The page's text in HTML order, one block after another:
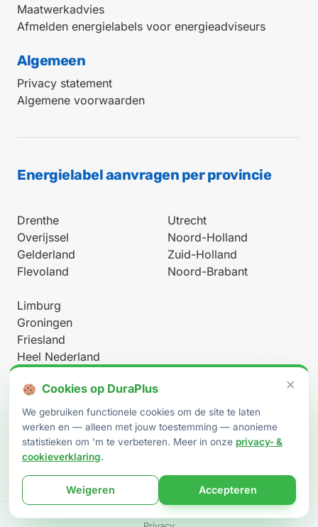
Maatwerkadvies
Afmelden energielabels voor energieadviseurs
Algemeen
Privacy statement
Algemene voorwaarden
Energielabel aanvragen per provincie
Drenthe
Overijssel
Gelderland
Flevoland
Utrecht
Noord-Holland
Zuid-Holland
Noord-Brabant
Limburg
Groningen
Friesland
Heel Nederland
Werkt onder BRL 9500-W (procescertificaat EPG2023-47W)
· afgegeven doorEPG-Certificering B.V.·RvA C 607
×
Cookies op DuraPlus
We gebruiken functionele cookies om de site te laten
werken en — alleen met jouw toestemming — anonieme
statistieken om 'm te verbeteren. Meer in onze privacy- &
cookieverklaring.
Weigeren Accepteren